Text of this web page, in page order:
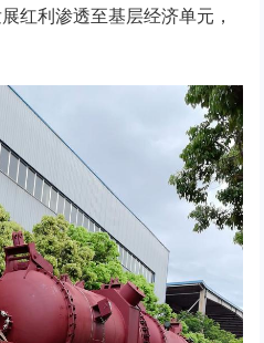
红利渗透至基层经济单元，